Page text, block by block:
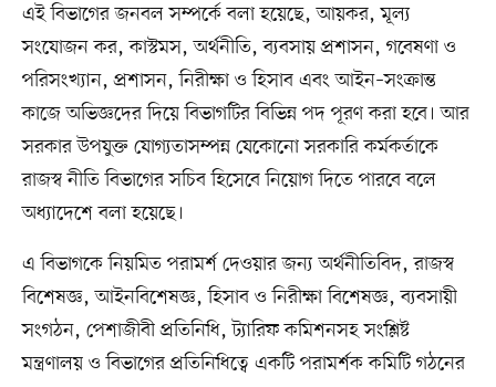
এই বিভাগের জনবল সম্পর্কে বলা হয়েছে, আয়কর, মূল্য
সংযোজন কর, কাস্টমস, অর্থনীতি, ব্যবসায় প্রশাসন, গবেষণা ও
পরিসংখ্যান, প্রশাসন, নিরীক্ষা ও হিসাব এবং আইন–সংক্রান্ত
কাজে অভিজ্ঞদের দিয়ে বিভাগটির বিভিন্ন পদ পূরণ করা হবে। আর
সরকার উপযুক্ত যোগ্যতাসম্পন্ন যেকোনো সরকারি কর্মকর্তাকে
রাজস্ব নীতি বিভাগের সচিব হিসেবে নিয়োগ দিতে পারবে বলে
অধ্যাদেশে বলা হয়েছে।
এ বিভাগকে নিয়মিত পরামর্শ দেওয়ার জন্য অর্থনীতিবিদ, রাজস্ব
বিশেষজ্ঞ, আইনবিশেষজ্ঞ, হিসাব ও নিরীক্ষা বিশেষজ্ঞ, ব্যবসায়ী
সংগঠন, পেশাজীবী প্রতিনিধি, ট্যারিফ কমিশনসহ সংশ্লিষ্ট
মন্ত্রণালয় ও বিভাগের প্রতিনিধিত্বে একটি পরামর্শক কমিটি গঠনের